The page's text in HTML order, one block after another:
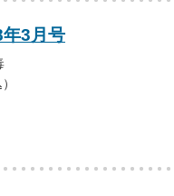
3月号